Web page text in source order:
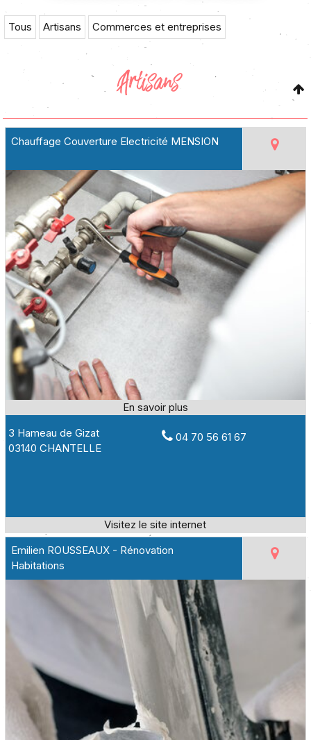
Tous Artisans Commerces et entreprises
Artisans
Chauffage Couverture Electricité MENSION
3 Hameau de Gizat
03140 CHANTELLE
04 70 56 61 67
Emilien ROUSSEAUX - Rénovation
Habitations